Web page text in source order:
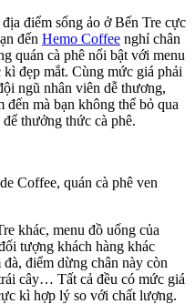
điểm sống ảo ở Bến Tre cực
đến Hemo Coffee nghỉ chân
quán cà phê nổi bật với menu
đẹp mắt. Cùng mức giá phải
ngũ nhân viên dễ thương,
đến mà bạn không thể bỏ qua
thưởng thức cà phê.
Coffee, quán cà phê ven
khác, menu đồ uống của
tượng khách hàng khác
điểm dừng chân này còn
cây… Tất cả đều có mức giá
kì hợp lý so với chất lượng.